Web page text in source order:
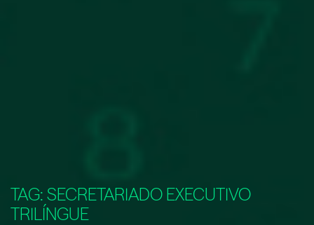
TAG: SECRETARIADO EXECUTIVO
TRILÍNGUE